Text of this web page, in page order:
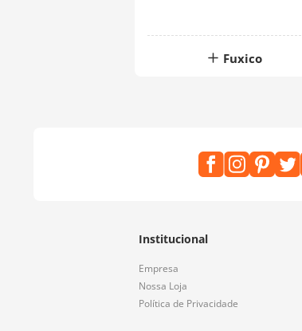
Fuxico
Institucional
Empresa
Nossa Loja
Política de Privacidade